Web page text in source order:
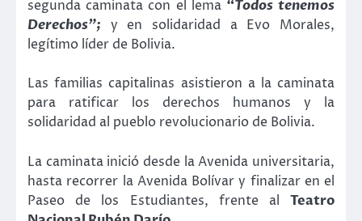
segunda caminata con el lema “Todostenemos
Derechos”; y en solidaridad a Evo Morales,
legítimo líder de Bolivia.
Las familias capitalinas asistieron a la caminata
para ratificar los derechos humanos y la
solidaridad al pueblo revolucionario de Bolivia.
La caminata inició desde la Avenida universitaria,
hasta recorrer la Avenida Bolívar y finalizar en el
Paseo de los Estudiantes, frente al Teatro